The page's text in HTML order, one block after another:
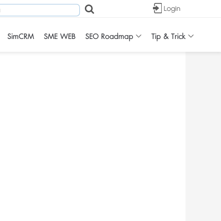
SimCRM SME WEB SEO Roadmap Tip & Trick